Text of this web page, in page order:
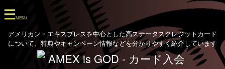
アメリカン・エキスプレスを中心とした高ステータスクレジットカード
について、特典やキャンペーン情報などを分かりやすく紹介しています